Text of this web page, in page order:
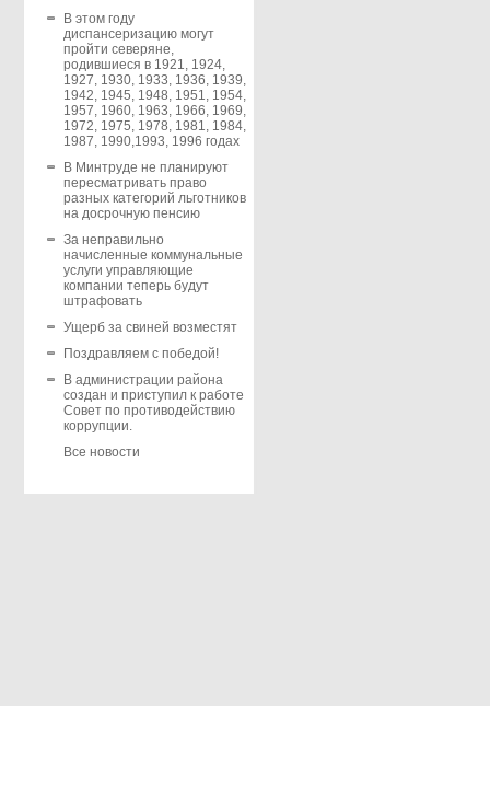
В этом году
диспансеризацию могут
пройти северяне,
родившиеся в 1921, 1924,
1927, 1930, 1933, 1936, 1939,
1942, 1945, 1948, 1951, 1954,
1957, 1960, 1963, 1966, 1969,
1972, 1975, 1978, 1981, 1984,
1987, 1990,1993, 1996 годах
В Минтруде не планируют
пересматривать право
разных категорий льготников
на досрочную пенсию
За неправильно
начисленные коммунальные
услуги управляющие
компании теперь будут
штрафовать
Ущерб за свиней возместят
Поздравляем с победой!
В администрации района
создан и приступил к работе
Совет по противодействию
коррупции.
Все новости